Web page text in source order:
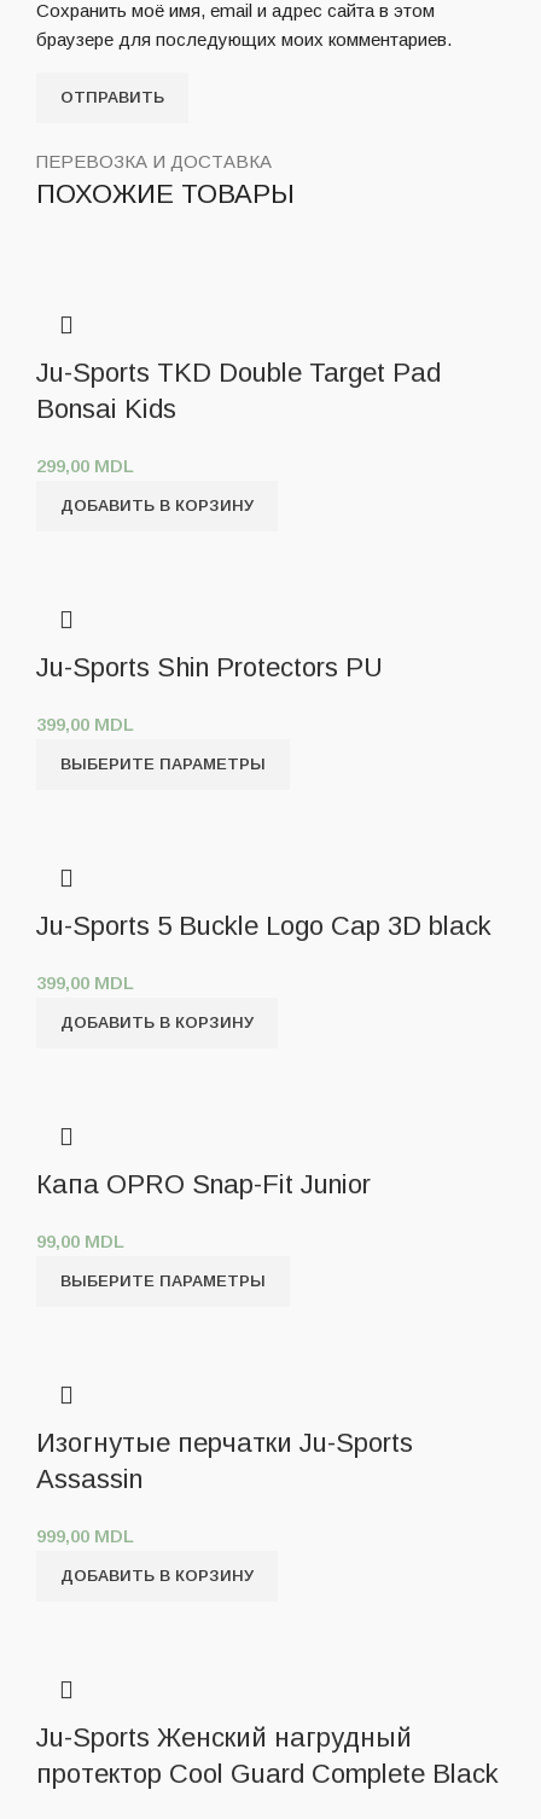
Сохранить моё имя, email и адрес сайта в этом
браузере для последующих моих комментариев.
ПЕРЕВОЗКА И ДОСТАВКА
ПОХОЖИЕ ТОВАРЫ
Ju-Sports TKD Double Target Pad
Bonsai Kids
299,00 MDL
ДОБАВИТЬ В КОРЗИНУ
Ju-Sports Shin Protectors PU
399,00 MDL
ВЫБЕРИТЕ ПАРАМЕТРЫ
Ju-Sports 5 Buckle Logo Cap 3D black
399,00 MDL
ДОБАВИТЬ В КОРЗИНУ
Капа OPRO Snap-Fit Junior
99,00 MDL
ВЫБЕРИТЕ ПАРАМЕТРЫ
Изогнутые перчатки Ju-Sports
Assassin
999,00 MDL
ДОБАВИТЬ В КОРЗИНУ
Ju-Sports Женский нагрудный
протектор Cool Guard Complete Black